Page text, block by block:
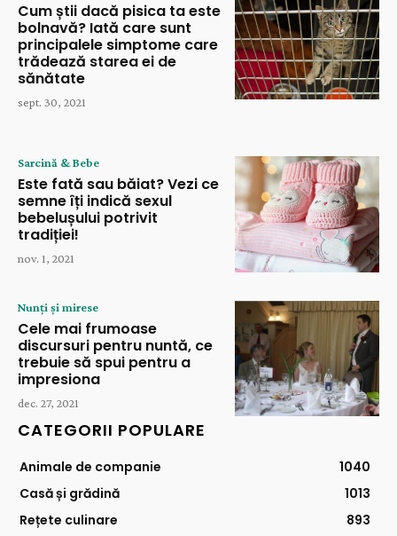
Cum știi dacă pisica ta este
bolnavă? Iată care sunt
principalele simptome care
trădează starea ei de
sănătate
sept. 30, 2021
Sarcină & Bebe
Este fată sau băiat? Vezi ce
semne îți indică sexul
bebelușului potrivit
tradiției!
nov. 1, 2021
Nunți și mirese
Cele mai frumoase
discursuri pentru nuntă, ce
trebuie să spui pentru a
impresiona
dec. 27, 2021
CATEGORII POPULARE
Animale de companie
1040
Casă și grădină
1013
Rețete culinare
893